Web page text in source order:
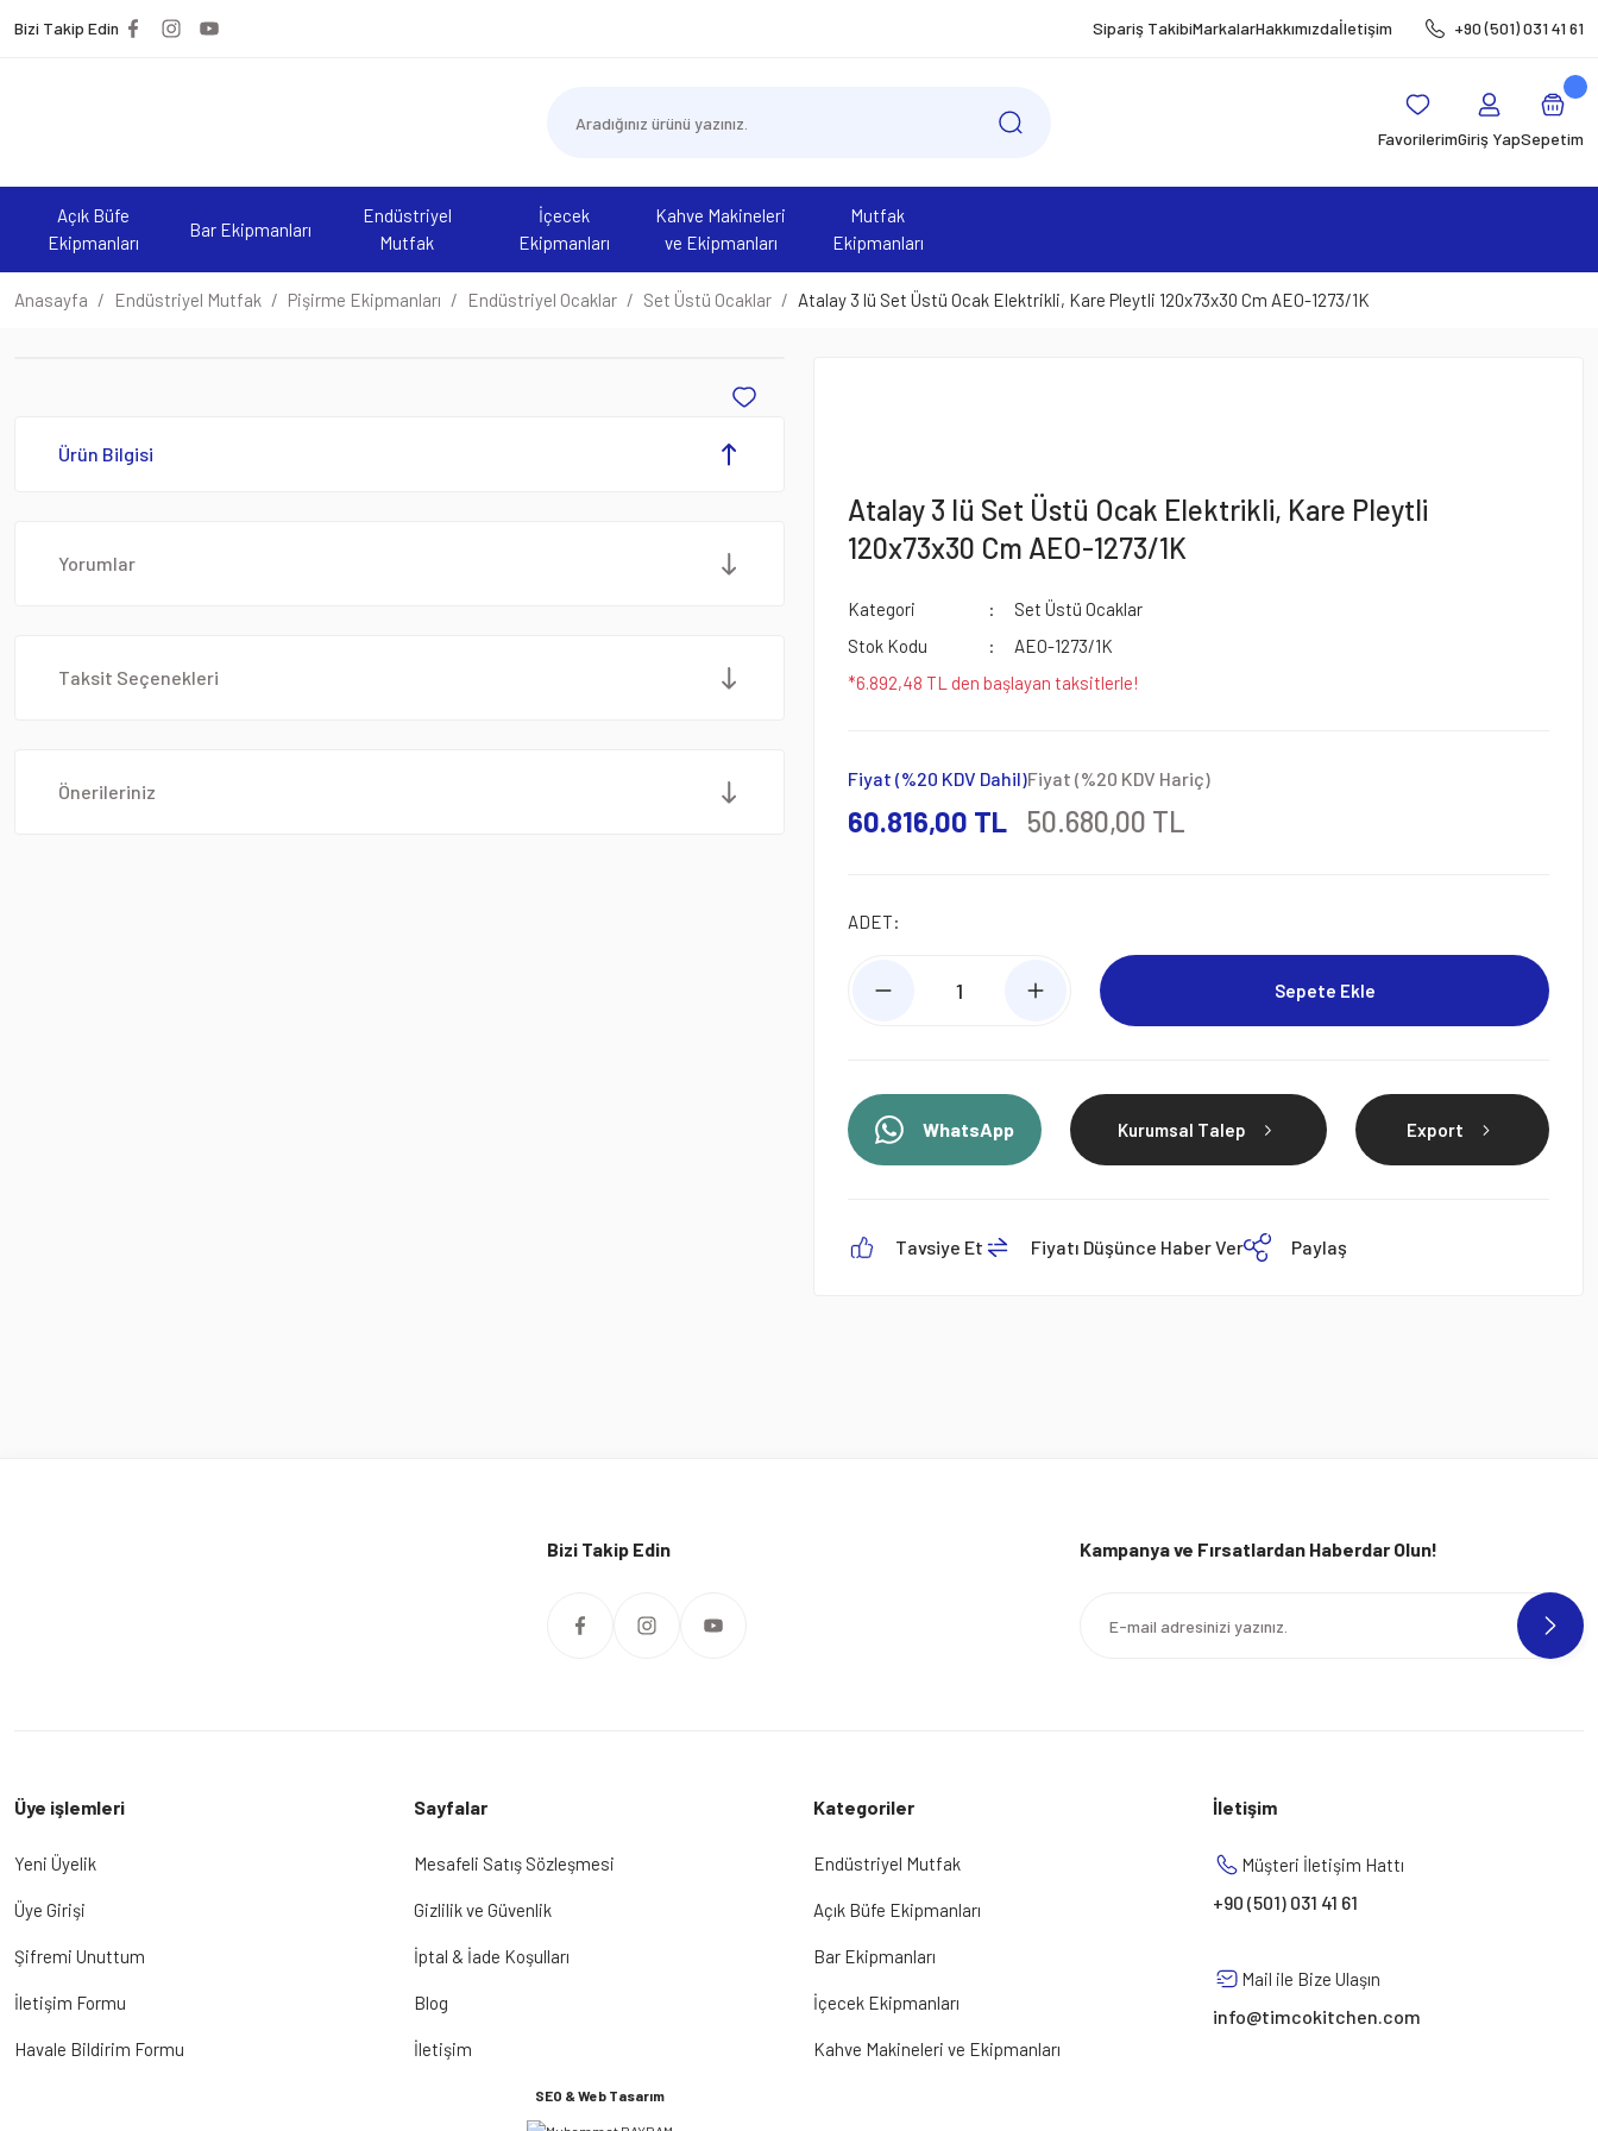
Bizi Takip Edin Sipariş TakibiMarkalarHakkımızdaİletişim +90 (501) 031 41 61
FavorilerimGiriş YapSepetim
Açık Büfe
Ekipmanları
Bar Ekipmanları
Endüstriyel
Mutfak
İçecek
Ekipmanları
Kahve Makineleri
ve Ekipmanları
Mutfak
Ekipmanları
Anasayfa Endüstriyel Mutfak Pişirme Ekipmanları Endüstriyel Ocaklar Set Üstü Ocaklar Atalay 3 lü Set Üstü Ocak Elektrikli, Kare Pleytli 120x73x30 Cm AEO-1273/1K
Ürün Bilgisi
Yorumlar
Taksit Seçenekleri
Önerileriniz
Atalay 3 lü Set Üstü Ocak Elektrikli, Kare Pleytli
120x73x30 Cm AEO-1273/1K
Kategori
Set Üstü Ocaklar
Stok Kodu
AEO-1273/1K
*6.892,48 TL den başlayan taksitlerle!
Fiyat (%20 KDV Dahil)
60.816,00 TL
Fiyat (%20 KDV Hariç)
50.680,00 TL
ADET:
Sepete Ekle
WhatsApp Kurumsal Talep Export
Tavsiye Et Fiyatı Düşünce Haber Ver Paylaş
Bizi Takip Edin Kampanya ve Fırsatlardan Haberdar Olun!
Üye işlemleri
Yeni Üyelik
Üye Girişi
Şifremi Unuttum
İletişim Formu
Havale Bildirim Formu
Sayfalar
Mesafeli Satış Sözleşmesi
Gizlilik ve Güvenlik
İptal & İade Koşulları
Blog
İletişim
Kategoriler
Endüstriyel Mutfak
Açık Büfe Ekipmanları
Bar Ekipmanları
İçecek Ekipmanları
Kahve Makineleri ve Ekipmanları
SEO & Web Tasarım
İletişim
Müşteri İletişim Hattı
+90 (501) 031 41 61
Mail ile Bize Ulaşın
info@timcokitchen.com